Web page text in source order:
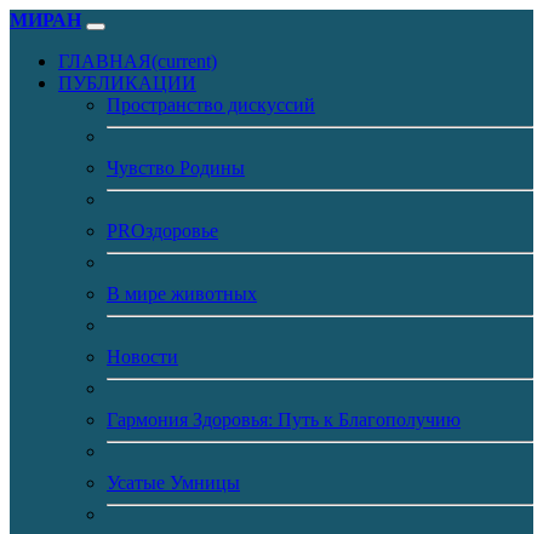
МИРАН
ГЛАВНАЯ(current)
ПУБЛИКАЦИИ
Пространство дискуссий
Чувство Родины
PROздоровье
В мире животных
Новости
Гармония Здоровья: Путь к Благополучию
Усатые Умницы